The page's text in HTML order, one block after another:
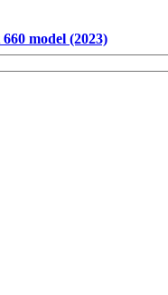
model (2023)